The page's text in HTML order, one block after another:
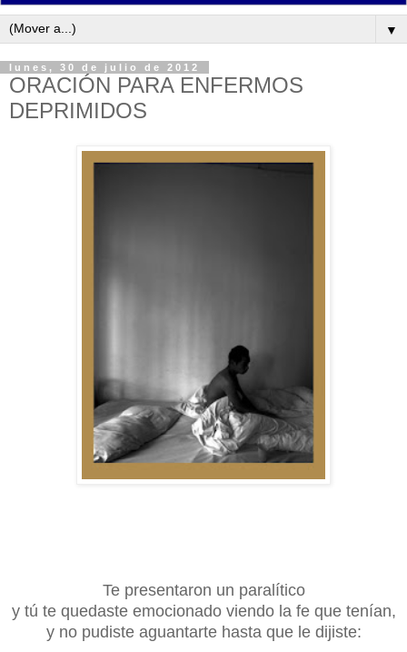
▼
lunes, 30 de julio de 2012
ORACIÓN PARA ENFERMOS
DEPRIMIDOS
Te presentaron un paralítico
y tú te quedaste emocionado viendo la fe que tenían,
y no pudiste aguantarte hasta que le dijiste: